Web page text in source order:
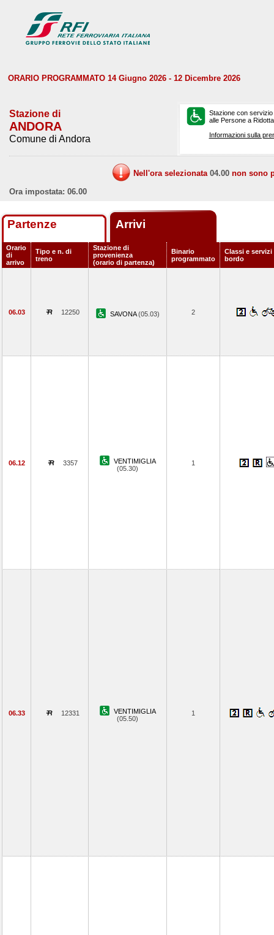
ORARIO PROGRAMMATO 14 Giugno 2026 - 12 Dicembre 2026
Stazione di
ANDORA
Comune di Andora
Stazione con
alle Persone a
Informazioni sulla
Nell'ora selezionata 04.00 non sono
Ora impostata: 06.00
Partenze Arrivi
Orario
di
arrivo
Tipo e n. di
treno
Stazione di
provenienza
(orario di partenza)
Binario
programmato
Classi e servizi
bordo
06.03 12250 SAVONA(05.03) 2
06.12 3357
VENTIMIGLIA
(05.30)
1
06.33 12331
VENTIMIGLIA
(05.50)
1